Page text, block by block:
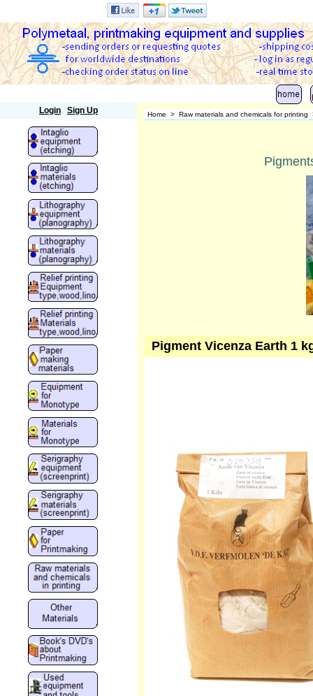
Login Sign Up Home > Raw materials and chemicals for printing
Pigment Vicenza Earth 1